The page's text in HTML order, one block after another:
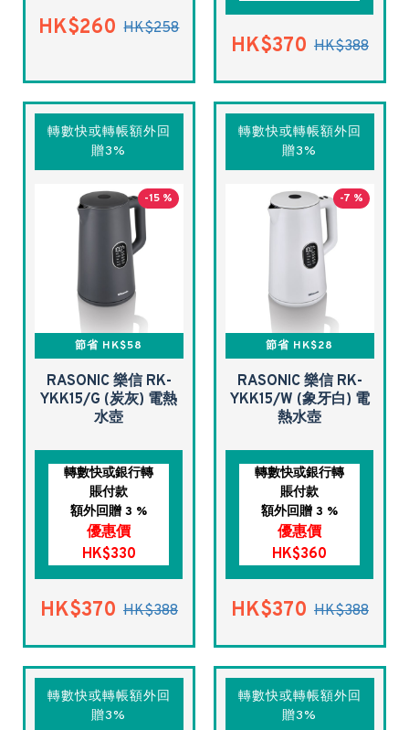
HK$260 HK$258
HK$370 HK$388
轉數快或轉帳額外回
贈3%
-15 %
節省 HK$58
RASONIC 樂信 RK-
YKK15/G (炭灰) 電熱
水壺
轉數快或銀行轉
賬付款
額外回贈 3 %
優惠價
HK$330
HK$370 HK$388
轉數快或轉帳額外回
贈3%
-7 %
節省 HK$28
RASONIC 樂信 RK-
YKK15/W (象牙白) 電
熱水壺
轉數快或銀行轉
賬付款
額外回贈 3 %
優惠價
HK$360
HK$370 HK$388
轉數快或轉帳額外回
贈3%
轉數快或轉帳額外回
贈3%